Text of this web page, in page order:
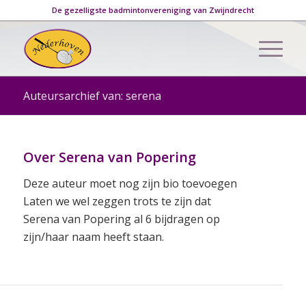
De gezelligste badmintonvereniging van Zwijndrecht
Auteursarchief van: serena
Over Serena van Popering
Deze auteur moet nog zijn bio toevoegen
Laten we wel zeggen trots te zijn dat
Serena van Poperingal 6 bijdragen op
zijn/haar naam heeft staan.